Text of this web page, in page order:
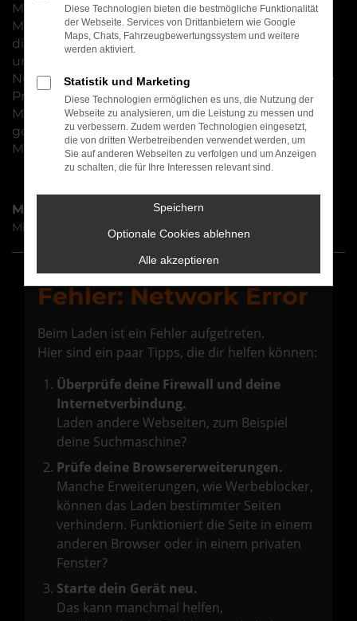
Mitsubishi Tageszulassung bedeutet, dass ein
Modell für exakt einen Tag zugelassen wurde, um
die preislichen Vorgaben seitens der Hersteller zu
umgehen. Als Ihr Autohändler in der Region
Nürnberg sind wir so in der Lage, noch attraktivere
Preise anzubieten. In den meisten Fällen ist eine
Mitsubishi Tageszulassung noch keinen Kilometer
gefahren und entspricht natürlich der aktuellen
Modellgeneration.
Modelle
Mitsubishi ASX Tageszulassung Nürnberg
Fehler: Network Error
Beim Laden ist ein Fehler aufgetreten.
Hier sind ein paar Tipps, die dir helfen können:
Überprüfe deine Firewall und deine
Internetverbindung.
Laden andere Webseiten, zum Beispiel
deine Suchmaschine?
Prüfe deine Browsererweiterungen.
Manche Erweiterungen, wie Werbeblocker,
können das Laden bestimmter Seiten
verhindern. Funktioniert die Seite in einem
anderen Browser oder in einem privaten
Fenster?
Starte dein Gerät neu.
Das kann manchmal helfen,
Diese Technologien bieten die bestmögliche Funktionalität
der Webseite. Services von Drittanbietern wie Google
Maps, Chats, Fahrzeugbewertungssystem und weitere
werden aktiviert.
Statistik und Marketing
Diese Technologien ermöglichen es uns, die Nutzung der
Webseite zu analysieren, um die Leistung zu messen und
zu verbessern. Zudem werden Technologien eingesetzt,
die von dritten Werbetreibenden verwendet werden, um
Sie auf anderen Webseiten zu verfolgen und um Anzeigen
zu schalten, die für Ihre Interessen relevant sind.
Speichern
Optionale Cookies ablehnen
Alle akzeptieren